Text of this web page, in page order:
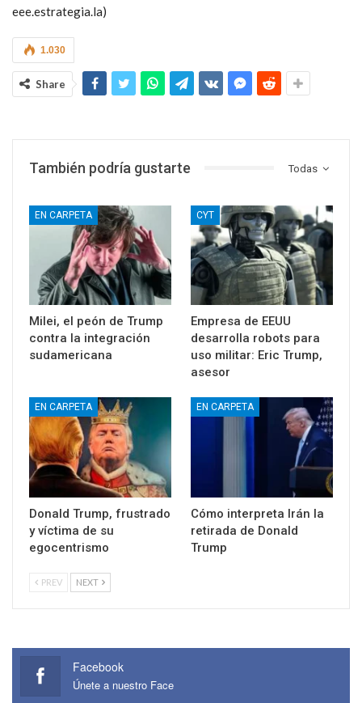
eee.estrategia.la)
1.030
Share
Todas
También podría gustarte
EN CARPETA
Milei, el peón de Trump
contra la integración
sudamericana
CYT
Empresa de EEUU
desarrolla robots para
uso militar: Eric Trump,
asesor
EN CARPETA
Donald Trump, frustrado
y víctima de su
egocentrismo
EN CARPETA
Cómo interpreta Irán la
retirada de Donald
Trump
PREV NEXT
Facebook
Únete a nuestro Face